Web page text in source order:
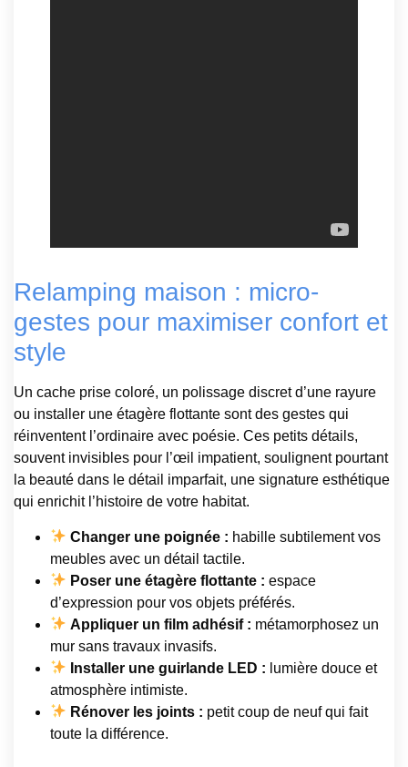
Relamping maison : micro-
gestes pour maximiser confort et
style
Un cache prise coloré, un polissage discret d’une rayure
ou installer une étagère flottante sont des gestes qui
réinventent l’ordinaire avec poésie. Ces petits détails,
souvent invisibles pour l’œil impatient, soulignent pourtant
la beauté dans le détail imparfait, une signature esthétique
qui enrichit l’histoire de votre habitat.
Changer une poignée : habille subtilement vos
meubles avec un détail tactile.
Poser une étagère flottante : espace
d’expression pour vos objets préférés.
Appliquer un film adhésif : métamorphosez un
mur sans travaux invasifs.
Installer une guirlande LED : lumière douce et
atmosphère intimiste.
Rénover les joints : petit coup de neuf qui fait
toute la différence.